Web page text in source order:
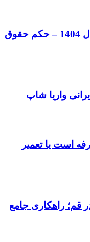
مقایسه درآمد معلم و پزشک در سال 1404 – حکم حقوق
واریا شاپ
است یا تعمیر
قم؛ راهکاری جامع